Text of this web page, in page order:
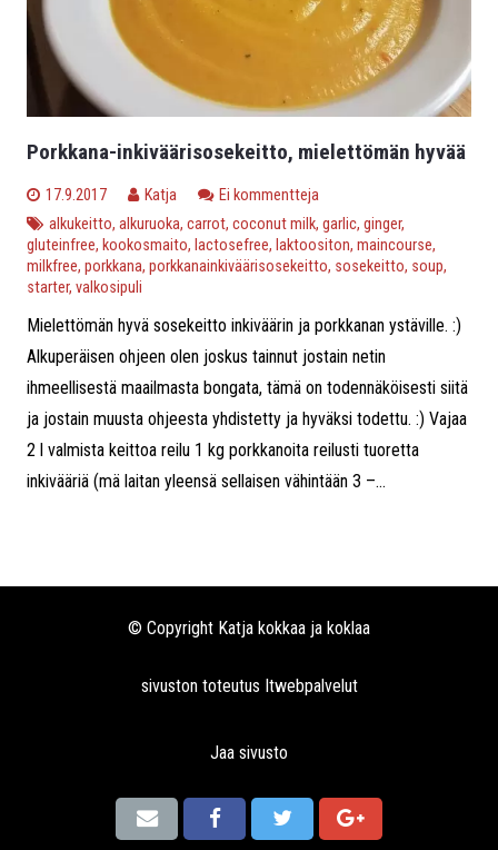
Porkkana-inkiväärisosekeitto, mielettömän hyvää
17.9.2017 Katja
Ei kommentteja
alkukeitto, alkuruoka, carrot, coconut milk, garlic, ginger,
gluteinfree, kookosmaito, lactosefree, laktoositon, maincourse,
milkfree, porkkana, porkkanainkiväärisosekeitto, sosekeitto, soup,
starter, valkosipuli
Mielettömän hyvä sosekeitto inkiväärin ja porkkanan ystäville. :)
Alkuperäisen ohjeen olen joskus tainnut jostain netin
ihmeellisestä maailmasta bongata, tämä on todennäköisesti siitä
ja jostain muusta ohjeesta yhdistetty ja hyväksi todettu. :) Vajaa
2 l valmista keittoa reilu 1 kg porkkanoita reilusti tuoretta
inkivääriä (mä laitan yleensä sellaisen vähintään 3 –...
© Copyright Katja kokkaa ja koklaa
sivuston toteutus Itwebpalvelut
Jaa sivusto